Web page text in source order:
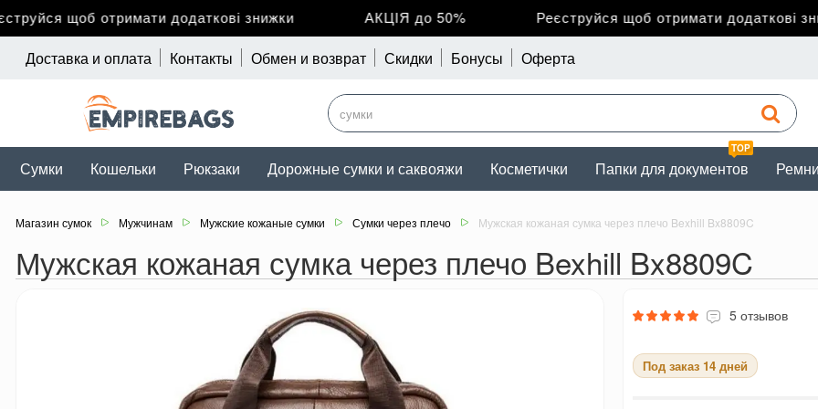
щоб отримати додаткові знижки АКЦІЯ до 50% Реєструйся щоб отримати додаткові
Доставка и оплата Контакты Обмен и возврат Скидки Бонусы Оферта
Сумки Кошельки Рюкзаки Дорожные сумки и саквояжи Косметички
TOP
Папки для документов Ремни
Магазин сумок Мужчинам Мужские кожаные сумки Сумки через плечо Мужская кожаная сумка через плечо Bexhill Bx8809C
Мужская кожаная сумка через плечо Bexhill Bx8809C
5 отзывов
Под заказ 14 дней